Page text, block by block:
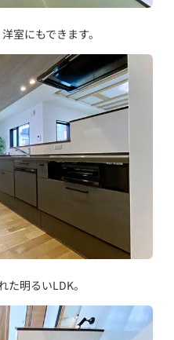
室にもできます。
明るいLDK。